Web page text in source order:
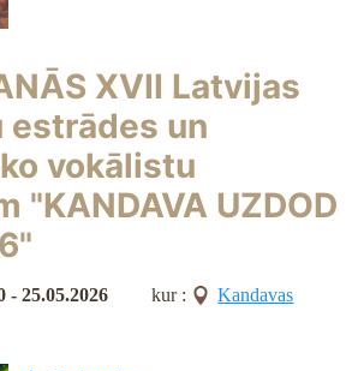
XVII Latvijas
estrādes un
vokālistu
"KANDAVA UZDOD
- 25.05.2026 kur :
Kandavas